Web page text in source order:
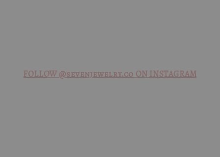
FOLLOW @sevenjewelry.co ON INSTAGRAM